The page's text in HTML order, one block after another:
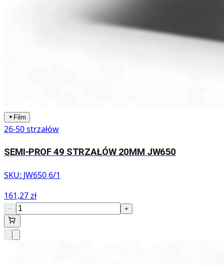
Film
26-50 strzałów
SEMI-PROF 49 STRZAŁÓW 20MM JW650
SKU: JW650 6/1
161,27 zł
− +